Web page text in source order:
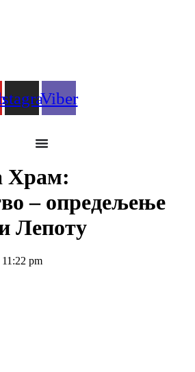
Viber
Храм:
– опредељење
Лепоту
11:22 pm